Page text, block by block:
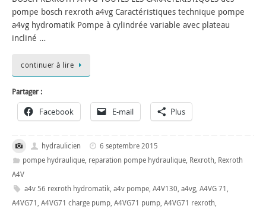
pompe bosch rexroth a4vg Caractéristiques technique pompe
a4vg hydromatik Pompe à cylindrée variable avec plateau
incliné …
continuer à lire
Partager :
Facebook E-mail Plus
hydraulicien
6 septembre 2015
pompe hydraulique, reparation pompe hydraulique, Rexroth, Rexroth
A4V
a4v 56 rexroth hydromatik, a4v pompe, A4V130, a4vg, A4VG 71,
A4VG71, A4VG71 charge pump, A4VG71 pump, A4VG71 rexroth,